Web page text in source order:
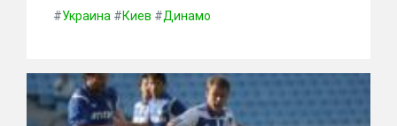
#Украина #Киев #Динамо